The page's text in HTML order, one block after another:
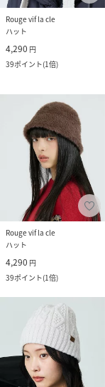
Rouge vif la cle
ハット
4,290 円
39ポイント(1倍)
Rouge vif la cle
ハット
4,290 円
39ポイント(1倍)